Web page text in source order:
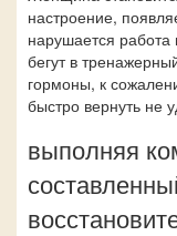
настроение,
нарушается
бегут в
гормоны, к
быстро вернуть не
выполняя